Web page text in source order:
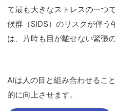
て最も大きなストレスの一つ
候群（SIDS）のリスクが伴う
は、片時も目が離せない緊張
AIは人の目と組み合わせるこ
的に向上させます。